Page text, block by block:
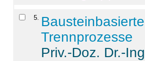
5
Trennprozesse
Priv.-Doz. Dr.-